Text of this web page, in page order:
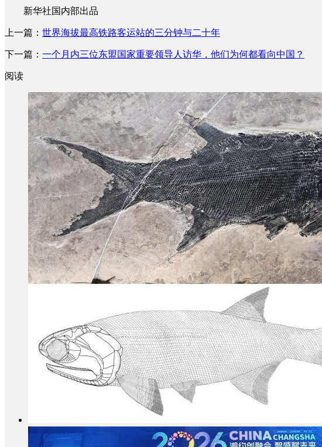
新华社国内部出品
上一篇： 世界海拔最高铁路客运站的三分钟与二十年
下一篇： 一个月内三位东盟国家重要领导人访华，他们为何都看向中国？
阅读